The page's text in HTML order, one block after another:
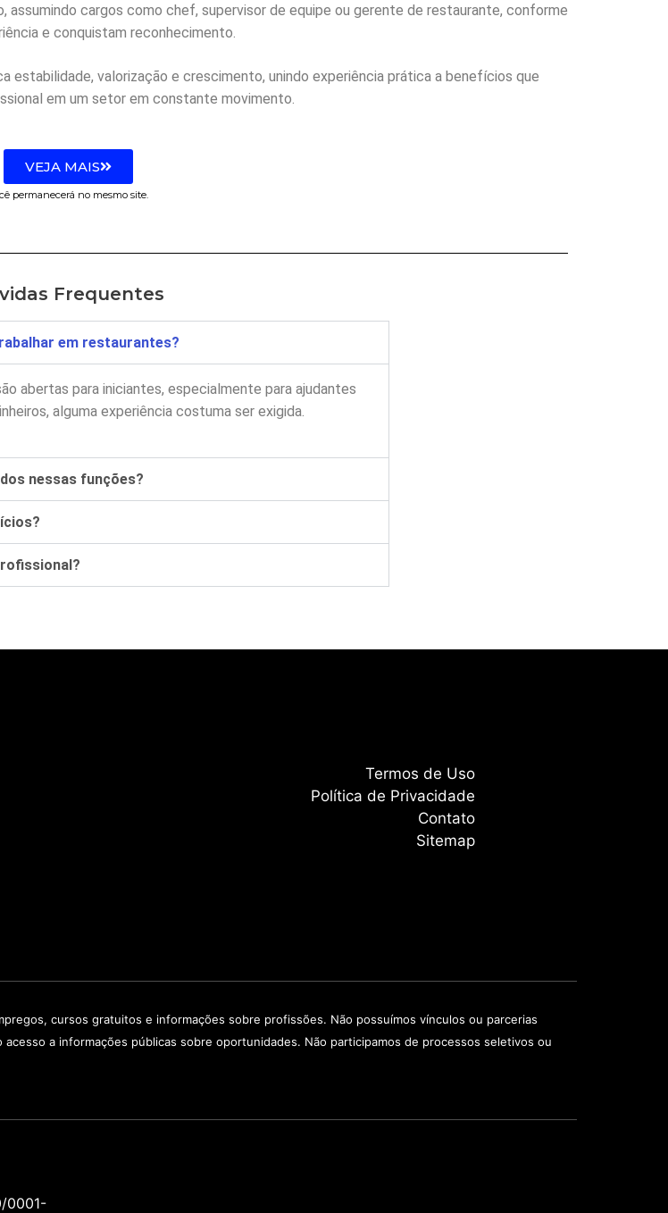
cargos como chef, supervisor de equipe ou gerente de restaurante, conforme
e conquistam reconhecimento.
estabilidade, valorização e crescimento, unindo experiência prática a benefícios que
em um setor em constante movimento.
VEJA MAIS
permanecerá no mesmo site.
Frequentes
em restaurantes?
abertas para iniciantes, especialmente para ajudantes
alguma experiência costuma ser exigida.
nessas funções?
Termos de Uso
Política de Privacidade
Contato
Sitemap
cursos gratuitos e informações sobre profissões. Não possuímos vínculos ou parcerias
a informações públicas sobre oportunidades. Não participamos de processos seletivos ou
0001-